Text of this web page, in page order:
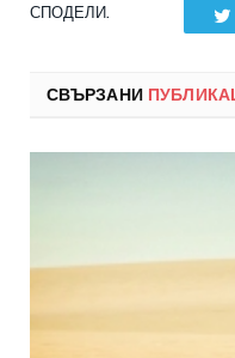
СПОДЕЛИ.
СВЪРЗАНИ